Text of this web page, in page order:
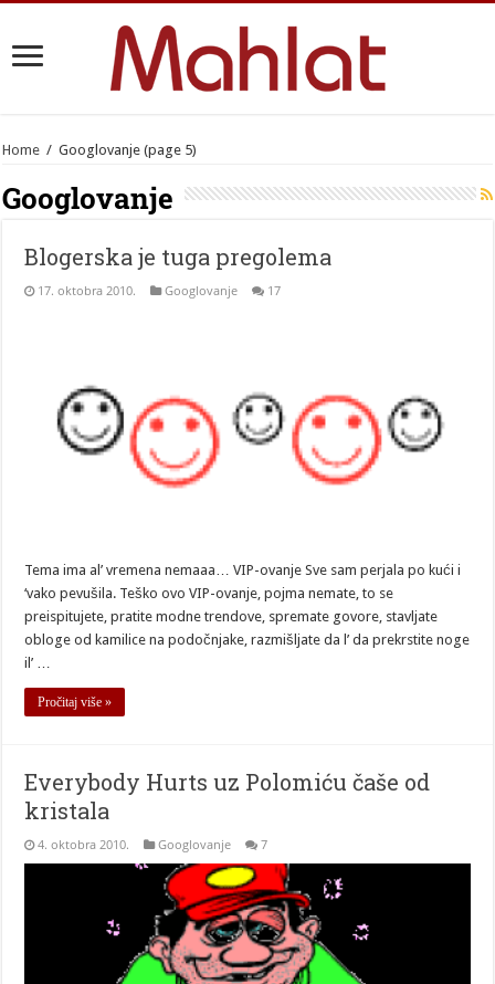
Home / Googlovanje (page 5)
Googlovanje
Blogerska je tuga pregolema
17. oktobra 2010. Googlovanje 17
Tema ima al’ vremena nemaaa… VIP-ovanje Sve sam perjala po kući i
‘vako pevušila. Teško ovo VIP-ovanje, pojma nemate, to se
preispitujete, pratite modne trendove, spremate govore, stavljate
obloge od kamilice na podočnjake, razmišljate da l’ da prekrstite noge
il’ …
Pročitaj više »
Everybody Hurts uz Polomiću čaše od
kristala
4. oktobra 2010. Googlovanje 7